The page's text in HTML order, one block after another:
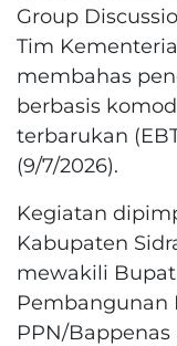
Group
Tim
membahas
berbasis
terbarukan
(9/7/2026).
Kegiatan
Kabupaten
mewakili
Pembangunan
PPN/